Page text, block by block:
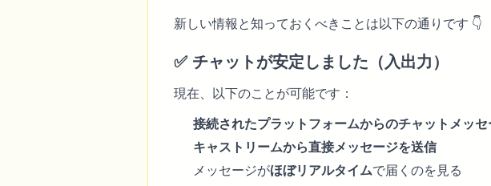
新しい情報と知っておくべきことは以下の通りです 👇
✅ チャットが安定しました（入出力）
現在、以下のことが可能です：
接続されたプラットフォームからのチャットメッ
キャストリームから直接メッセージを送信
メッセージがほぼリアルタイムで届くのを見る